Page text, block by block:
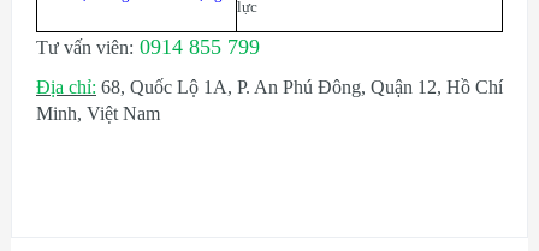
lực
Tư vấn viên: 0914 855 799
Địa chỉ: 68, Quốc Lộ 1A, P. An Phú Đông, Quận 12, Hồ Chí
Minh, Việt Nam